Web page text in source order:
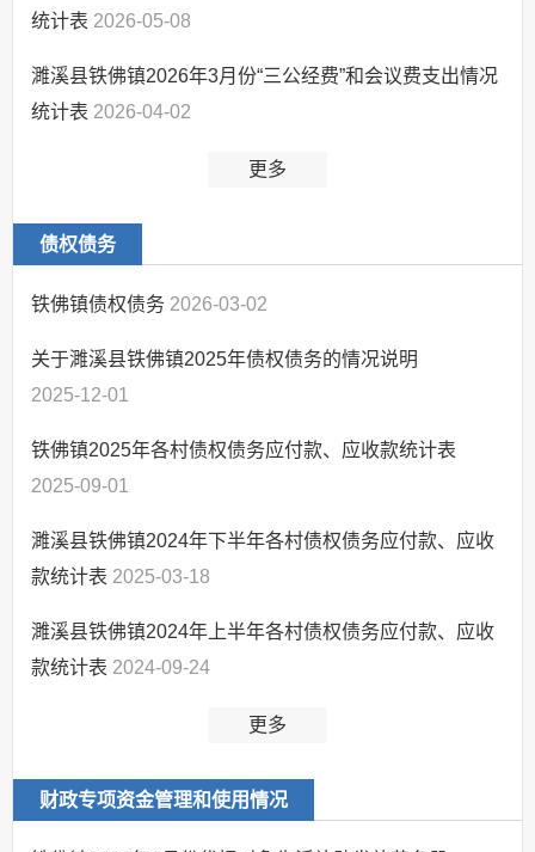
社会救助
公共法律服务
涉农补贴
公共文化服务
救灾
监督检查
公共资源交易
政策解读
监督保障
统计表 2026-05-08
濉溪县铁佛镇2026年3月份“三公经费”和会议费支出情况
统计表 2026-04-02
更多
债权债务
铁佛镇债权债务 2026-03-02
关于濉溪县铁佛镇2025年债权债务的情况说明
2025-12-01
铁佛镇2025年各村债权债务应付款、应收款统计表
2025-09-01
濉溪县铁佛镇2024年下半年各村债权债务应付款、应收
款统计表 2025-03-18
濉溪县铁佛镇2024年上半年各村债权债务应付款、应收
款统计表 2024-09-24
更多
财政专项资金管理和使用情况